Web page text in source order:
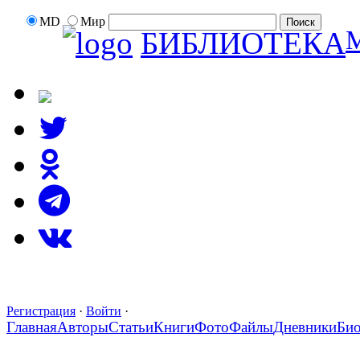
MD Мир
БИБЛИОТЕКА
Регистрация · Войти ·
ГлавнаяАвторыСтатьиКнигиФотоФайлыДневники